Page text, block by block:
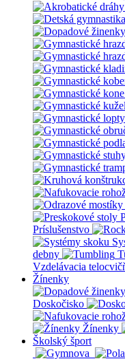
Príslušenstvo
debny
Vzdelávacia
Žínenky
Doskočisko
Žínenky
Školský šport